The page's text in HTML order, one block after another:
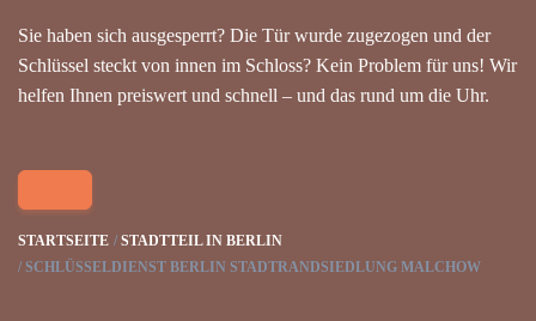
Sie haben sich ausgesperrt? Die Tür wurde zugezogen und der
Schlüssel steckt von innen im Schloss? Kein Problem für uns! Wir
helfen Ihnen preiswert und schnell – und das rund um die Uhr.
STARTSEITE
STADTTEIL IN BERLIN
SCHLÜSSELDIENST BERLIN STADTRANDSIEDLUNG MALCHOW